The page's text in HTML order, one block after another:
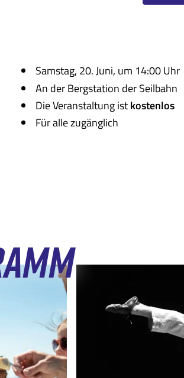
Samstag, 20. Juni, um 14:00 Uhr
An der Bergstation der Seilbahn
Die Veranstaltung istkostenlos
Für alle zugänglich